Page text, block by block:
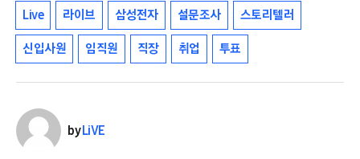
Live 라이브 삼성전자 설문조사 스토리텔러
신입사원 임직원 직장 취업 투표
by LiVE